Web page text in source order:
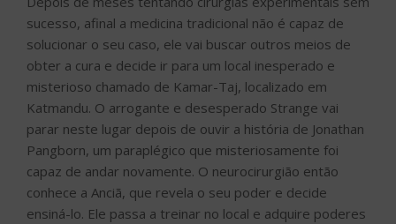
sucesso, afinal a medicina tradicional não é capaz de
solucionar o seu caso, ele vai buscar outros meios de
obter a cura e decide ir para um local inesperado e
misterioso chamado de Kamar-Taj, localizado em
Katmandu. O arrogante e desesperado Strange vai
parar neste lugar depois de ouvir a história de Jonathan
Pangborn, um paraplégico que misteriosamente foi
capaz de andar novamente. O neurocirurgião então
conhece a Anciã, que revela o seu poder e decide
ensiná-lo. Ele passa a treinar no local e adquire poderes